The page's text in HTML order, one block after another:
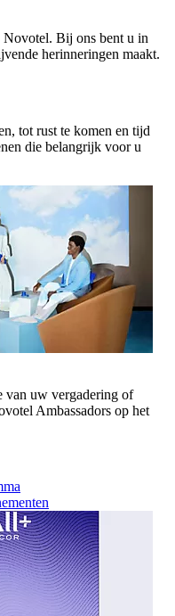
Bij ons bent u in
herinneringen maakt.
tot rust te komen en tijd
die belangrijk voor u
van uw vergadering of
Ambassadors op het